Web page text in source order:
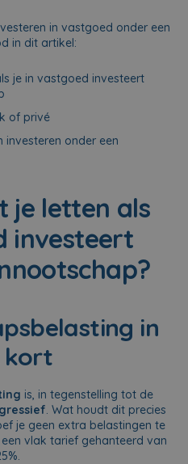
in vastgoed onder een
in dit artikel:
je in vastgoed investeert
of privé
investeren onder een
je letten als
investeert
in
kort
is, in tegenstelling tot de
. Wat houdt dit precies
je geen extra belastingen te
vlak tarief gehanteerd van